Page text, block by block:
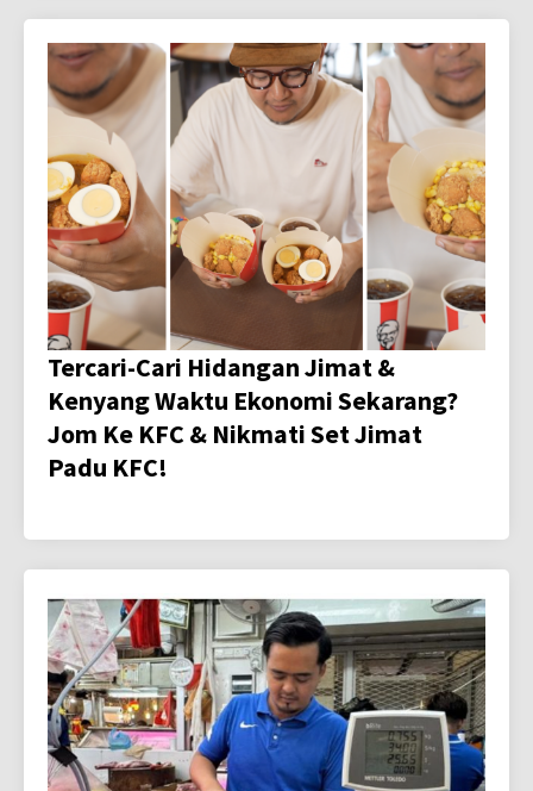
Tercari-Cari Hidangan Jimat &
Kenyang Waktu Ekonomi Sekarang?
Jom Ke KFC & Nikmati Set Jimat
Padu KFC!